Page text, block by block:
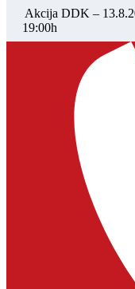
Akcija DDK –
19:00h